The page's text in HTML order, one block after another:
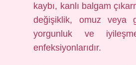
kaybı, kanlı balgam
değişiklik, omuz veya
yorgunluk ve
enfeksiyonlarıdır.